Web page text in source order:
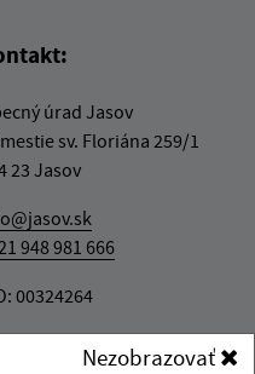
Nezobrazovať
úrad Jasov
sv. Floriána 259/1
23 Jasov
948 981 666
00324264